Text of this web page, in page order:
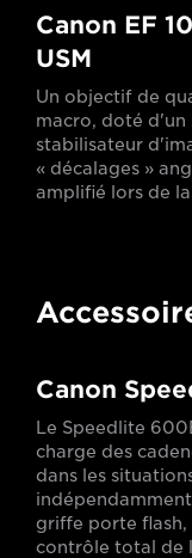
Canon EF
USM
Un objectif de
macro, doté d'un
stabilisateur
« décalages »
amplifié lors de
Canon
Le Speedlite
charge des
dans les
griffe porte flash,
contrôle total de